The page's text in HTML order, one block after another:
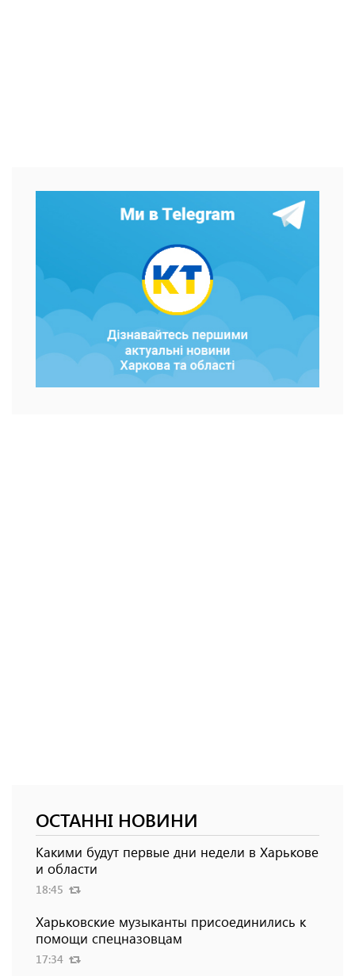
ОСТАННІ НОВИНИ
Какими будут первые дни недели в Харькове
и области
18:45
Харьковские музыканты присоединились к
помощи спецназовцам
17:34